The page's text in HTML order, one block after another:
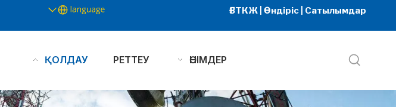
ҒЗТКЖ | Өндіріс | Сатылымдар
ӨНІМДЕР
РЕТТЕУ
ҚОЛДАУ